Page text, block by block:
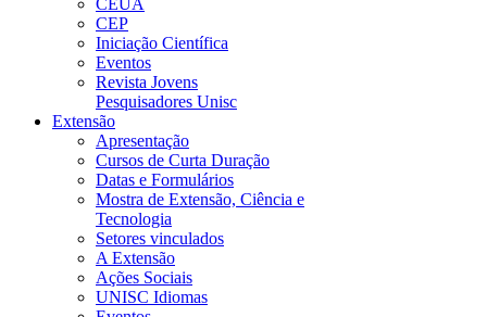
CEUA
CEP
Iniciação Científica
Eventos
Revista Jovens
Pesquisadores Unisc
Extensão
Apresentação
Cursos de Curta Duração
Datas e Formulários
Mostra de Extensão, Ciência e
Tecnologia
Setores vinculados
A Extensão
Ações Sociais
UNISC Idiomas